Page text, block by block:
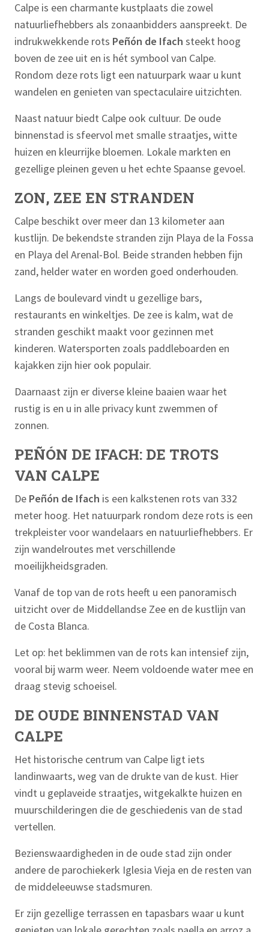
Calpe is een charmante kustplaats die zowel
natuurliefhebbers als zonaanbidders aanspreekt. De
indrukwekkende rots Peñón de Ifach steekt hoog
boven de zee uit en is hét symbool van Calpe.
Rondom deze rots ligt een natuurpark waar u kunt
wandelen en genieten van spectaculaire uitzichten.
Naast natuur biedt Calpe ook cultuur. De oude
binnenstad is sfeervol met smalle straatjes, witte
huizen en kleurrijke bloemen. Lokale markten en
gezellige pleinen geven u het echte Spaanse gevoel.
ZON, ZEE EN STRANDEN
Calpe beschikt over meer dan 13 kilometer aan
kustlijn. De bekendste stranden zijn Playa de la Fossa
en Playa del Arenal-Bol. Beide stranden hebben fijn
zand, helder water en worden goed onderhouden.
Langs de boulevard vindt u gezellige bars,
restaurants en winkeltjes. De zee is kalm, wat de
stranden geschikt maakt voor gezinnen met
kinderen. Watersporten zoals paddleboarden en
kajakken zijn hier ook populair.
Daarnaast zijn er diverse kleine baaien waar het
rustig is en u in alle privacy kunt zwemmen of
zonnen.
PEÑÓN DE IFACH: DE TROTS
VAN CALPE
De Peñón de Ifach is een kalkstenen rots van 332
meter hoog. Het natuurpark rondom deze rots is een
trekpleister voor wandelaars en natuurliefhebbers. Er
zijn wandelroutes met verschillende
moeilijkheidsgraden.
Vanaf de top van de rots heeft u een panoramisch
uitzicht over de Middellandse Zee en de kustlijn van
de Costa Blanca.
Let op: het beklimmen van de rots kan intensief zijn,
vooral bij warm weer. Neem voldoende water mee en
draag stevig schoeisel.
DE OUDE BINNENSTAD VAN
CALPE
Het historische centrum van Calpe ligt iets
landinwaarts, weg van de drukte van de kust. Hier
vindt u geplaveide straatjes, witgekalkte huizen en
muurschilderingen die de geschiedenis van de stad
vertellen.
Bezienswaardigheden in de oude stad zijn onder
andere de parochiekerk Iglesia Vieja en de resten van
de middeleeuwse stadsmuren.
Er zijn gezellige terrassen en tapasbars waar u kunt